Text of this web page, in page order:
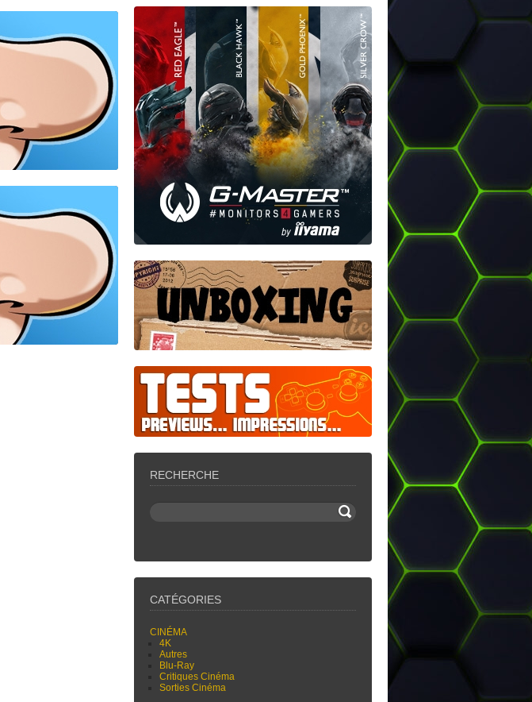
RECHERCHE
CATÉGORIES
CINÉMA
4K
Autres
Blu-Ray
Critiques Cinéma
Sorties Cinéma